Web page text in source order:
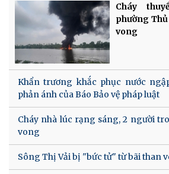
Cháy
phường
vong
Khẩn trương khắc phục nước
phản ánh của Báo Bảo vệ pháp luật
Cháy nhà lúc rạng sáng, 2 người
vong
Sông Thị Vải bị "bức tử" từ bãi than